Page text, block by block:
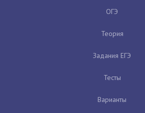
ОГЭ
Теория
Задания ЕГЭ
Тесты
Варианты